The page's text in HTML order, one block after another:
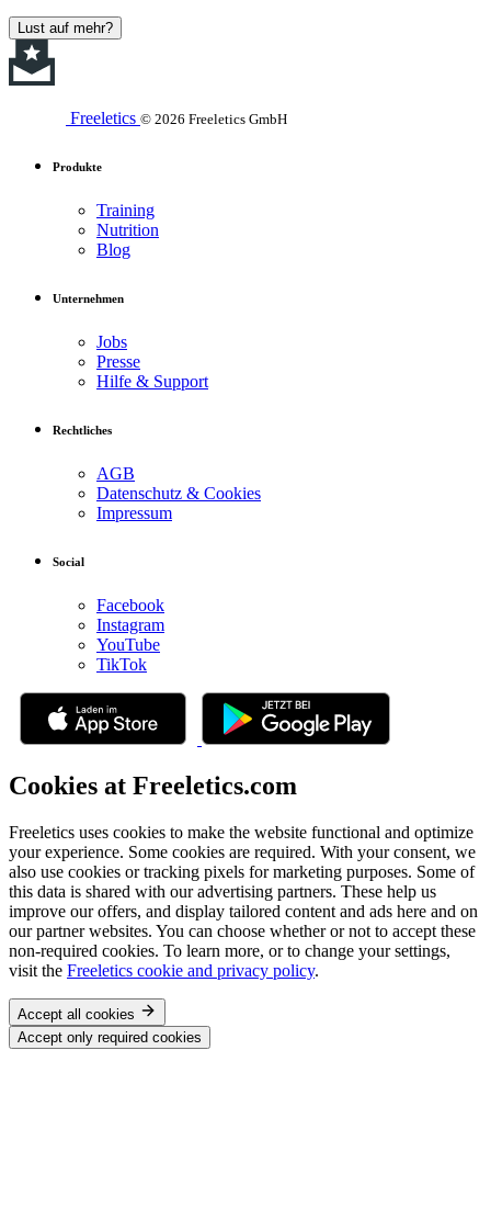
Lust auf mehr?
Freeletics © 2026 Freeletics GmbH
Produkte
Training
Nutrition
Blog
Unternehmen
Jobs
Presse
Hilfe & Support
Rechtliches
AGB
Datenschutz & Cookies
Impressum
Social
Facebook
Instagram
YouTube
TikTok
Cookies at Freeletics.com
Freeletics uses cookies to make the website functional and optimize
your experience. Some cookies are required. With your consent, we
also use cookies or tracking pixels for marketing purposes. Some of
this data is shared with our advertising partners. These help us
improve our offers, and display tailored content and ads here and on
our partner websites. You can choose whether or not to accept these
non-required cookies. To learn more, or to change your settings,
visit the Freeletics cookie and privacy policy.
Accept all cookies
Accept only required cookies